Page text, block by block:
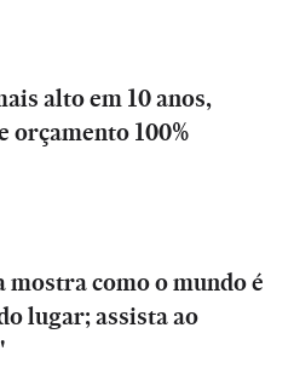
alto em 10 anos,
100%
como o mundo é
lugar; assista ao